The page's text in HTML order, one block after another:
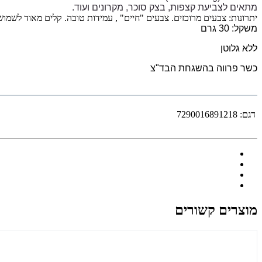
מתאים לצביעת קצפות, בצק סוכר, מקרונים ועוד.
יתרונות: צבעים מרוכזים. צבעים "חיים" , עמידות טובה. קלים מאוד
משקל: 30 גרם
ללא גלוטן
כשר פרווה בהשגחת הבד"צ
דגם: 7290016891218
מוצרים קשורים